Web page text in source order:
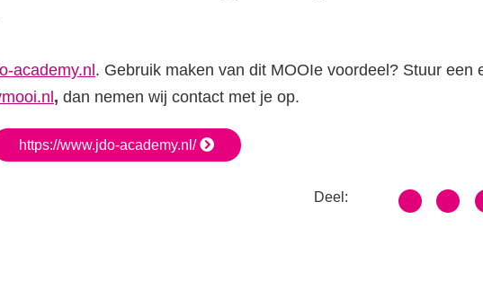
academy.nl. Gebruik maken van dit MOOIe voordeel? Stuur een
, dan nemen wij contact met je op.
https://www.jdo-academy.nl/
Deel: